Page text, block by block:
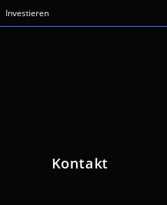
Investieren
Kontakt